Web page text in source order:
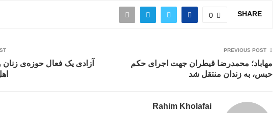
SHARE
0
PREVIOUS POST
مهاباد؛ محمدرضا قیطران جهت اجرای حکم
حبس، به زندان منتقل شد
آزادی یک فعال حوزەی زنان
Rahim Kholafai